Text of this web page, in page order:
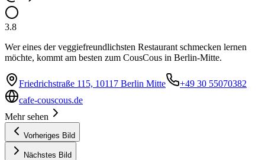
3.8
Wer eines der veggiefreundlichsten Restaurant schmecken lernen
möchte, kommt am besten zum CousCous in Berlin-Mitte.
Friedrichstraße 115, 10117 Berlin Mitte
+49 30 55070382
cafe-couscous.de
Mehr sehen
Vorheriges Bild
Nächstes Bild